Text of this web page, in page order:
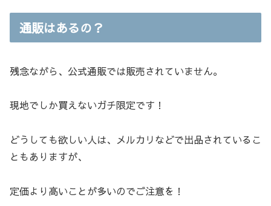
通販はあるの？
残念ながら、公式通販では販売されていません。
現地でしか買えないガチ限定です！
どうしても欲しい人は、メルカリなどで出品されているこ
ともありますが、
定価より高いことが多いのでご注意を！